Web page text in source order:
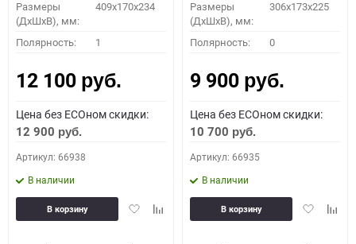
Размеры
(ДхШхВ), мм:
409x170x234
Полярность: 1
12 100 руб.
Цена без ECOном скидки:
12 900 руб.
Артикул: 66938
В наличии
ДобавитьДобавить
В корзину
Размеры
(ДхШхВ), мм:
306x173x225
Полярность: 0
9 900 руб.
Цена без ECOном скидки:
10 700 руб.
Артикул: 66935
В наличии
Добавить
В корзину